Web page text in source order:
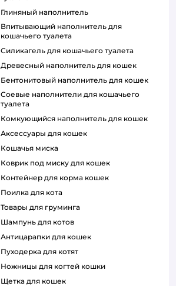
глиняный наполнитель
впитывающий наполнитель для
кошачьего туалета
силикагель для кошачьего туалета
древесный наполнитель для кошек
бентонитовый наполнитель для кошек
соевые наполнители для кошачьего
туалета
комкующийся наполнитель для кошек
аксессуары для кошек
кошачья миска
коврик под миску для кошек
контейнер для корма кошек
поилка для кота
товары для груминга
шампунь для котов
антицарапки для кошек
пуходерка для котят
ножницы для когтей кошки
щетка для кошек